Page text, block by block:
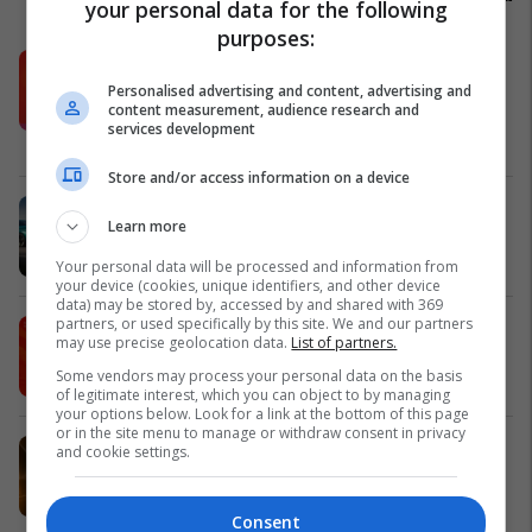
plotësisht digjitale dhe mbi 40 mijë
shpërblime instant!
të preferuara Peugeot
Peugot Kosova
IPKO vazhdon partneritetin me
Sunny Hill Festival 2026
IPKO
EXPO DIASPORA 2026 mbahet më
3, 4 dhe 5 gusht në Prishtinë
Expo Prishtina
your personal data for the following
purposes:
Personalised advertising and content, advertising and
content measurement, audience research and
services development
Store and/or access information on a device
Learn more
Your personal data will be processed and information from
your device (cookies, unique identifiers, and other device
data) may be stored by, accessed by and shared with 369
partners, or used specifically by this site. We and our partners
may use precise geolocation data. List of partners.
Some vendors may process your personal data on the basis
of legitimate interest, which you can object to by managing
your options below. Look for a link at the bottom of this page
or in the site menu to manage or withdraw consent in privacy
and cookie settings.
Consent